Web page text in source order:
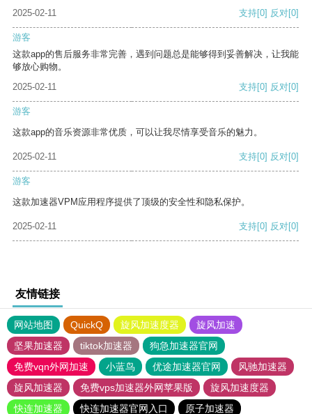
2025-02-11 支持[0] 反对[0]
游客
这款app的售后服务非常完善，遇到问题总是能够得到妥善解决，让我能
够放心购物。
2025-02-11
支持[0] 反对[0]
游客
这款app的音乐资源非常优质，可以让我尽情享受音乐的魅力。
2025-02-11 支持[0] 反对[0]
游客
这款加速器VPM应用程序提供了顶级的安全性和隐私保护。
2025-02-11 支持[0] 反对[0]
友情链接
网站地图 QuickQ 旋风加速度器
旋风加速
坚果加速器
tiktok加速器
狗急加速器官网
免费vqn外网加速
小蓝鸟 优途加速器官网
风驰加速器
旋风加速器
免费vps加速器外网苹果版
旋风加速度器
快连加速器
快连加速器官网入口 原子加速器